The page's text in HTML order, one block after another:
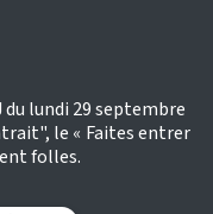
du lundi 29 septembre
le « Faites entrer
folles.